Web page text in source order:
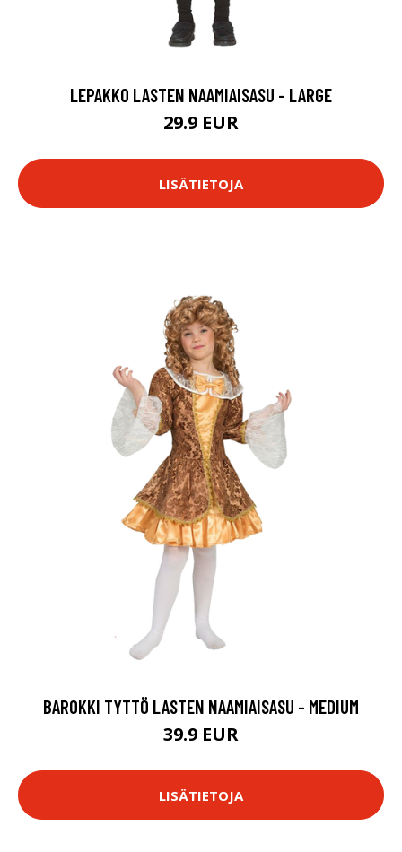
LEPAKKO LASTEN NAAMIAISASU - LARGE
29.9 EUR
LISÄTIETOJA
BAROKKI TYTTÖ LASTEN NAAMIAISASU - MEDIUM
39.9 EUR
LISÄTIETOJA